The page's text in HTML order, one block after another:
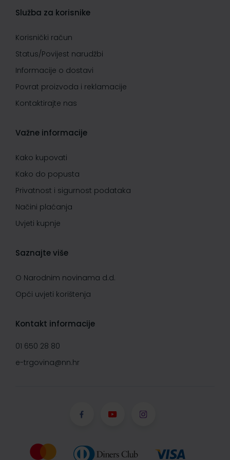
Služba za korisnike
Korisnički račun
Status/Povijest narudžbi
Informacije o dostavi
Povrat proizvoda i reklamacije
Kontaktirajte nas
Važne informacije
Kako kupovati
Kako do popusta
Privatnost i sigurnost podataka
Načini plaćanja
Uvjeti kupnje
Saznajte više
O Narodnim novinama d.d.
Opći uvjeti korištenja
Kontakt informacije
01 650 28 80
e-trgovina@nn.hr